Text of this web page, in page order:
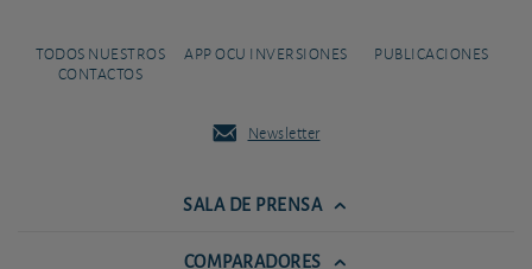
TODOS NUESTROS
CONTACTOS
APP OCU INVERSIONES PUBLICACIONES
Newsletter
SALA DE PRENSA
COMPARADORES